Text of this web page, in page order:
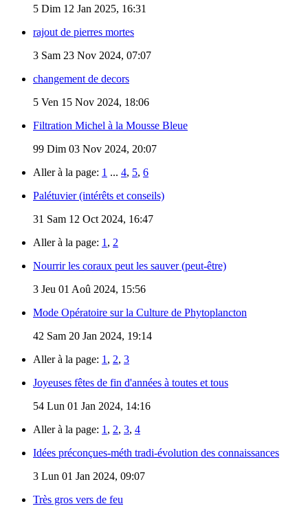
5 Dim 12 Jan 2025, 16:31
rajout de pierres mortes
3 Sam 23 Nov 2024, 07:07
changement de decors
5 Ven 15 Nov 2024, 18:06
Filtration Michel à la Mousse Bleue
99 Dim 03 Nov 2024, 20:07
Aller à la page: 1 ... 4, 5, 6
Palétuvier (intérêts et conseils)
31 Sam 12 Oct 2024, 16:47
Aller à la page: 1 , 2
Nourrir les coraux peut les sauver (peut-être)
3 Jeu 01 Aoû 2024, 15:56
Mode Opératoire sur la Culture de Phytoplancton
42 Sam 20 Jan 2024, 19:14
Aller à la page: 1 , 2, 3
Joyeuses fêtes de fin d'années à toutes et tous
54 Lun 01 Jan 2024, 14:16
Aller à la page: 1 , 2, 3, 4
Idées préconçues-méth tradi-évolution des connaissances
3 Lun 01 Jan 2024, 09:07
Très gros vers de feu